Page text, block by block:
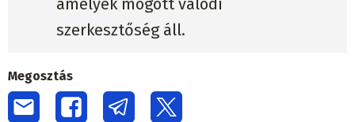
amelyek mögött valódi
szerkesztőség áll.
Megosztás